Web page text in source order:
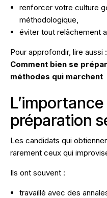
renforcer votre culture
méthodologique,
éviter tout relâchement
Pour approfondir, lire aussi :
Comment bien se
méthodes qui marchent
L’importance
préparation
Les candidats qui
rarement ceux qui
Ils ont souvent :
travaillé avec des